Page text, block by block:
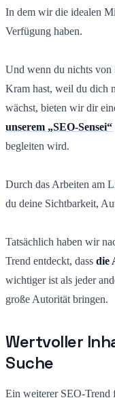
In dem wir die idealen
Verfügung haben.
Und wenn du nichts von
Kram hast, weil du dich
wächst, bieten wir dir
unserem „SEO-Sensei“
begleiten wird.
Durch das Arbeiten am
du deine Sichtbarkeit,
Tatsächlich haben wir
Trend entdeckt, dass die
wichtiger ist als jeder
große Autorität bringen.
Wertvoller
Suche
Ein weiterer SEO-Trend